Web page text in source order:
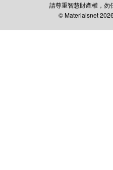
請尊重智慧財產權，勿
© Materialsnet